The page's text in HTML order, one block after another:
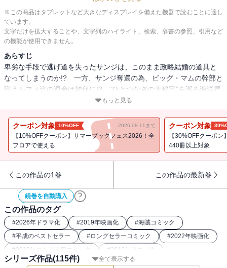
※この商品はタブレットなど大きなディスプレイを備えた機器で読むことに適し
ています。
文字だけを拡大することや、文字列のハイライト、検索、辞書の参照、引用など
の機能が使用できません。
あらすじ
卑劣な手段で逃げ道を失ったサンジは、このまま政略結婚の道具と
なってしまうのか!? 一方、サンジ奪還の為、ビッグ・マムの幹部と
戦うルフィ達の運命は如何に!? “ひとつなぎの大秘宝”を巡る海洋冒
もっと見る
クーポン対象 10%OFF 2026.08.11まで
【10%OFFクーポン】サマーブックフェス2026！全
フロアで使える
クーポン対象
【30%OFFクーポ
440冊以上対象
この作品の1巻 この作品の最新巻
続巻を自動購入
この作品のタグ
#2026年ドラマ化 #2019年映画化 #海賊コミック
#平成のベストセラー #ロングセラーコミック #2022年映画化
#2025年ストア人気コミック #2016年アニメ化
#週刊少年ジャンプ（00年代） #2023年ドラマ化
全て表示する
シリーズ作品(115件)